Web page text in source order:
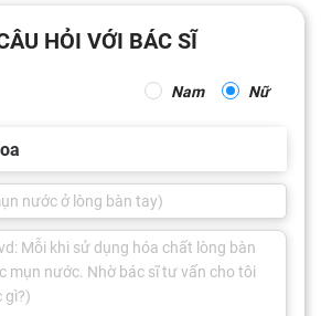
HỎI VỚI BÁC SĨ
Nam Nữ